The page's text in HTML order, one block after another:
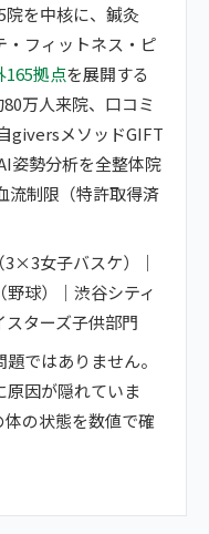
を中核に、鍼灸
・フィットネス・ピ
165拠点を展開する
万人来院、口コミ
giversメソッドGIFT
姿勢分析を全整体院
流制限（特許取得済
女子バスケ）｜
球）｜渋谷シティ
ターズ子供部門
ではありません。
因が隠れていま
の状態を数値で確